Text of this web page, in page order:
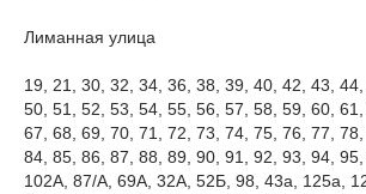
Лиманная улица
19, 21, 30, 32, 34, 36, 38, 39, 40, 42, 43, 44,
50, 51, 52, 53, 54, 55, 56, 57, 58, 59, 60, 61,
67, 68, 69, 70, 71, 72, 73, 74, 75, 76, 77, 78,
84, 85, 86, 87, 88, 89, 90, 91, 92, 93, 94,
102А, 87/А, 69А, 32А, 52Б, 98, 43а, 125а,